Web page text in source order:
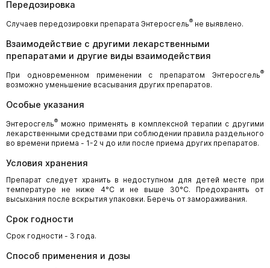
Передозировка
Случаев передозировки препарата Энтеросгель® не выявлено.
Взаимодействие с другими лекарственными
препаратами и другие виды взаимодействия
При одновременном применении с препаратом Энтеросгель®
возможно уменьшение всасывания других препаратов.
Особые указания
Энтеросгель® можно применять в комплексной терапии с другими
лекарственными средствами при соблюдении правила раздельного
во времени приема - 1-2 ч до или после приема других препаратов.
Условия хранения
Препарат следует хранить в недоступном для детей месте при
температуре не ниже 4°С и не выше 30°С. Предохранять от
высыхания после вскрытия упаковки. Беречь от замораживания.
Срок годности
Срок годности - 3 года.
Способ применения и дозы